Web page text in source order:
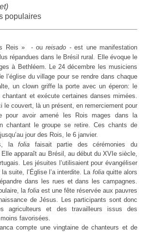
populaires
Reis » - oureisado -est une manifestation
répandues dans le Brésil rural. Elle évoque le
à Bethléem.
Le 24 décembre les musiciens
l’église du village pour se rendre dans chaque
un clown griffe la porte avec un éperon: le
et exécute certaines danses mimées.
le couvert, là un présent, en remerciement pour
pour avoir amené les Rois mages dans la
chantant le groupe se retire. Ces chants de
jour des Rois, le 6 janvier.
lafolia faisait partie des cérémonies du
apparaît au Brésil, au début du XVIe siècle,
Les jésuites l’utilisaient pour évangéliser
suite, l’Église l’a interdite. La foliaquitte alors
dans les rues et dans les campagnes.
la folia est une fête réservée aux pauvres
de Jésus. Les participants sont donc
agriculteurs et des travailleurs issus des
favorisées.
compte une vingtaine de chanteurs et de